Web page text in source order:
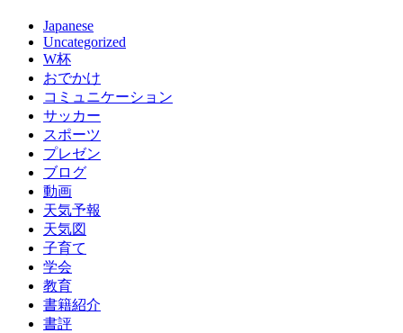
Japanese
Uncategorized
W杯
おでかけ
コミュニケーション
サッカー
スポーツ
プレゼン
ブログ
動画
天気予報
天気図
子育て
学会
教育
書籍紹介
書評